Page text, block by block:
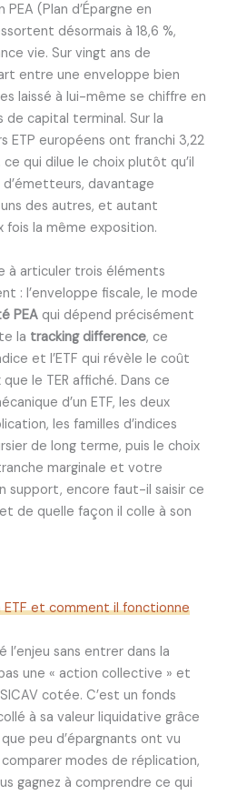
(Plan d’Épargne en
désormais à 18,6 %,
vie. Sur vingt ans de
entre une enveloppe bien
laissé à lui-même se chiffre en
de capital terminal. Sur la
ETP européens ont franchi 3,22
qui dilue le choix plutôt qu’il
davantage
des autres, et autant
fois la même exposition.
à articuler trois éléments
: l’enveloppe fiscale, le mode
PEA qui dépend précisément
la tracking difference, ce
et l’ETF qui révèle le coût
le TER affiché. Dans ce
d’un ETF, les deux
les familles d’indices
de long terme, puis le choix
marginale et votre
support, encore faut-il saisir ce
de quelle façon il colle à son
ETF et comment il fonctionne
l’enjeu sans entrer dans la
une « action collective » et
cotée. C’est un fonds
à sa valeur liquidative grâce
peu d’épargnants ont vu
modes de réplication,
gagnez à comprendre ce qui